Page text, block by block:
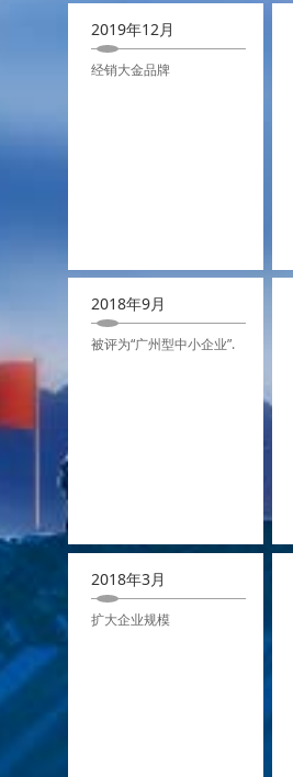
2019年12月
经销大金品牌
2018年9月
被评为“广州型中小企业”.
2018年3月
扩大企业规模